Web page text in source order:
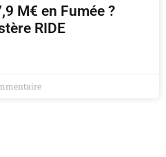
M€ en Fumée ?
RIDE